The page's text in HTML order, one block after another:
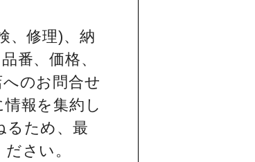
、修理)、納
番、価格、
のお問合せ
報を集約し
るため、最
さい。